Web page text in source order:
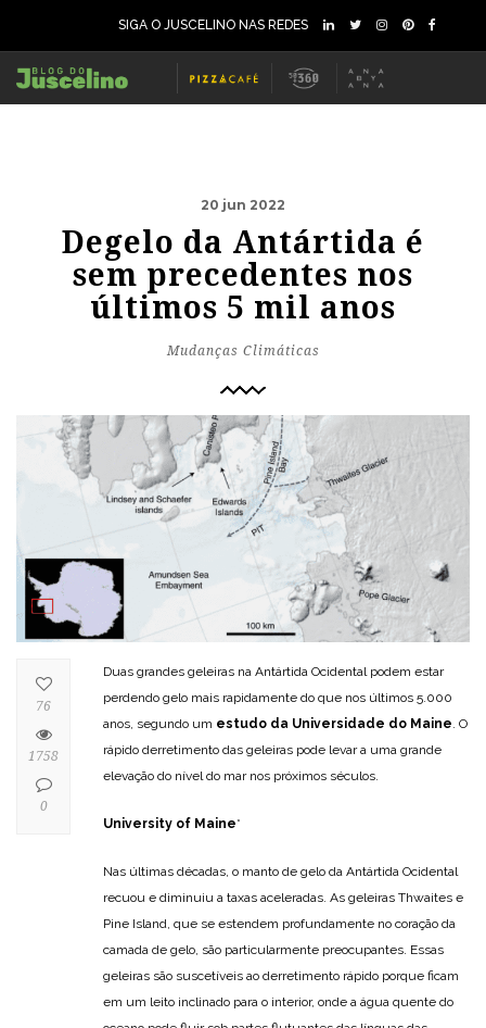
SIGA O JUSCELINO NAS REDES
20 jun 2022
Degelo da Antártida é
sem precedentes nos
últimos 5 mil anos
Mudanças Climáticas
Duas grandes geleiras na Antártida Ocidental podem estar
perdendo gelo mais rapidamente do que nos últimos 5.000
anos, segundo um estudo da Universidade do Maine. O
rápido derretimento das geleiras pode levar a uma grande
elevação do nível do mar nos próximos séculos.
University of Maine*
Nas últimas décadas, o manto de gelo da Antártida Ocidental
recuou e diminuiu a taxas aceleradas. As geleiras Thwaites e
Pine Island, que se estendem profundamente no coração da
camada de gelo, são particularmente preocupantes. Essas
geleiras são suscetíveis ao derretimento rápido porque ficam
em um leito inclinado para o interior, onde a água quente do
76
1758
0